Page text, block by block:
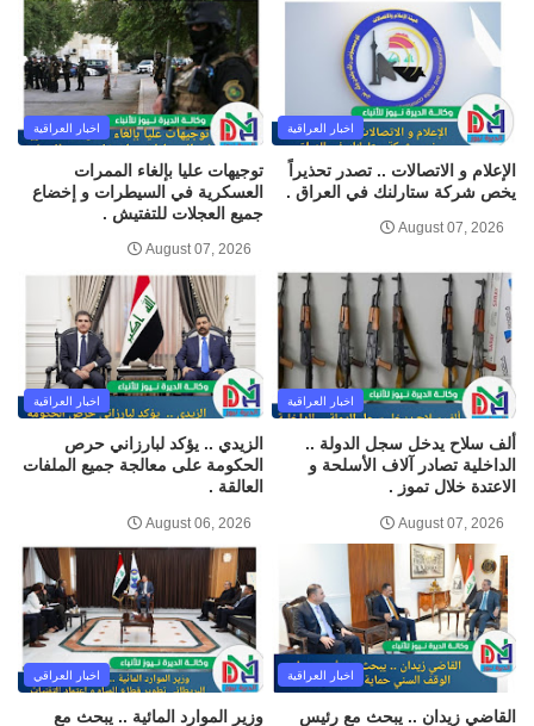
اخبار العراقية
الإعلام و الاتصالات .. تصدر تحذيراً
يخص شركة ستارلنك في العراق .
August 07, 2026
اخبار العراقية
توجيهات عليا بإلغاء الممرات
العسكرية في السيطرات و إخضاع
جميع العجلات للتفتيش .
August 07, 2026
اخبار العراقية
ألف سلاح يدخل سجل الدولة ..
الداخلية تصادر آلاف الأسلحة و
الاعتدة خلال تموز .
August 07, 2026
اخبار العراقية
الزيدي .. يؤكد لبارزاني حرص
الحكومة على معالجة جميع الملفات
العالقة .
August 06, 2026
اخبار العراقية
القاضي زيدان .. يبحث مع رئيس
اخبار العراقي
وزير الموارد المائية .. يبحث مع